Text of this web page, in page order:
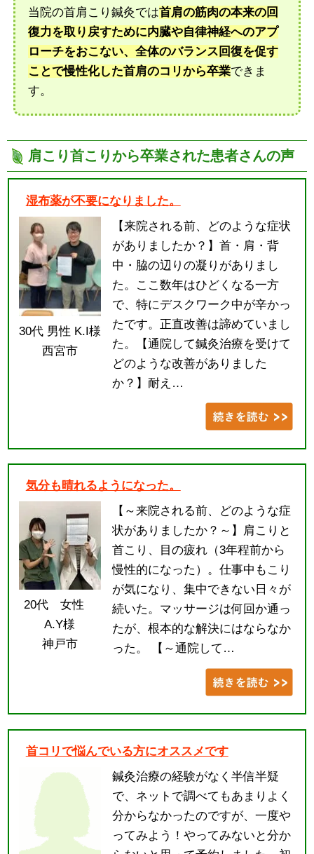
当院の首肩こり鍼灸では首肩の筋肉の本来の回
復力を取り戻すために内臓や自律神経へのアプ
ローチをおこない、全体のバランス回復を促す
ことで慢性化した首肩のコリから卒業できま
す。
肩こり首こりから卒業された患者さんの声
湿布薬が不要になりました。
30代 男性 K.I様
西宮市
【来院される前、どのような症状
がありましたか？】首・肩・背
中・脇の辺りの凝りがありまし
た。ここ数年はひどくなる一方
で、特にデスクワーク中が辛かっ
たです。正直改善は諦めていまし
た。【通院して鍼灸治療を受けて
どのような改善がありました
か？】耐え…
気分も晴れるようになった。
20代 女性
A.Y様
神戸市
【～来院される前、どのような症
状がありましたか？～】肩こりと
首こり、目の疲れ（3年程前から
慢性的になった）。仕事中もこり
が気になり、集中できない日々が
続いた。マッサージは何回か通っ
たが、根本的な解決にはならなか
った。 【～通院して…
首コリで悩んでいる方にオススメです
鍼灸治療の経験がなく半信半疑
で、ネットで調べてもあまりよく
分からなかったのですが、一度や
ってみよう！やってみないと分か